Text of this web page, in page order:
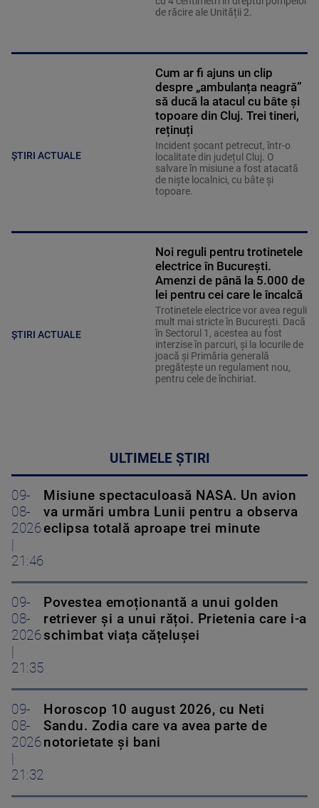
de răcire ale Unității 2.
ȘTIRI ACTUALE
Cum ar fi ajuns un clip
despre „ambulanța neagră”
să ducă la atacul cu bâte și
topoare din Cluj. Trei tineri,
reținuți
Incident șocant petrecut, într-o
localitate din județul Cluj. O
salvare în misiune a fost atacată
de niște localnici, cu bâte și
topoare.
ȘTIRI ACTUALE
Noi reguli pentru trotinetele
electrice în București.
Amenzi de până la 5.000 de
lei pentru cei care le încalcă
Trotinetele electrice vor avea reguli
mult mai stricte în București. Dacă
în Sectorul 1, acestea au fost
interzise în parcuri, și la locurile de
joacă și Primăria generală
pregătește un regulament nou,
pentru cele de închiriat.
ULTIMELE ȘTIRI
09-
08-
2026
21:46
Misiune spectaculoasă NASA. Un avion
va urmări umbra Lunii pentru a observa
eclipsa totală aproape trei minute
09-
08-
2026
21:35
Povestea emoționantă a unui golden
retriever și a unui rățoi. Prietenia care i-a
schimbat viața cățelușei
09-
08-
2026
21:32
Horoscop 10 august 2026, cu Neti
Sandu. Zodia care va avea parte de
notorietate și bani